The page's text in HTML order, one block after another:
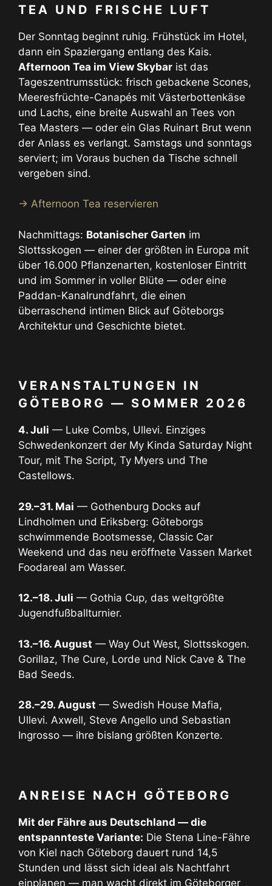
TEA UND FRISCHE LUFT
Der Sonntag beginnt ruhig. Frühstück im Hotel,
dann ein Spaziergang entlang des Kais.
Afternoon Tea im View Skybar ist das
Tageszentrumsstück: frisch gebackene Scones,
Meeresfrüchte-Canapés mit Västerbottenkäse
und Lachs, eine breite Auswahl an Tees von
Tea Masters — oder ein Glas Ruinart Brut wenn
der Anlass es verlangt. Samstags und sonntags
serviert; im Voraus buchen da Tische schnell
vergeben sind.
→ Afternoon Tea reservieren
Nachmittags: Botanischer Garten im
Slottsskogen — einer der größten in Europa mit
über 16.000 Pflanzenarten, kostenloser Eintritt
und im Sommer in voller Blüte — oder eine
Paddan-Kanalrundfahrt, die einen
überraschend intimen Blick auf Göteborgs
Architektur und Geschichte bietet.
VERANSTALTUNGEN IN
GÖTEBORG — SOMMER 2026
4. Juli — Luke Combs, Ullevi. Einziges
Schwedenkonzert der My Kinda Saturday Night
Tour, mit The Script, Ty Myers und The
Castellows.
29.–31. Mai — Gothenburg Docks auf
Lindholmen und Eriksberg: Göteborgs
schwimmende Bootsmesse, Classic Car
Weekend und das neu eröffnete Vassen Market
Foodareal am Wasser.
12.–18. Juli — Gothia Cup, das weltgrößte
Jugendfußballturnier.
13.–16. August — Way Out West, Slottsskogen.
Gorillaz, The Cure, Lorde und Nick Cave & The
Bad Seeds.
28.–29. August — Swedish House Mafia,
Ullevi. Axwell, Steve Angello und Sebastian
Ingrosso — ihre bislang größten Konzerte.
ANREISE NACH GÖTEBORG
Mit der Fähre aus Deutschland — die
entspannteste Variante: Die Stena Line-Fähre
von Kiel nach Göteborg dauert rund 14,5
Stunden und lässt sich ideal als Nachtfahrt
einplanen — man wacht direkt im Göteborger